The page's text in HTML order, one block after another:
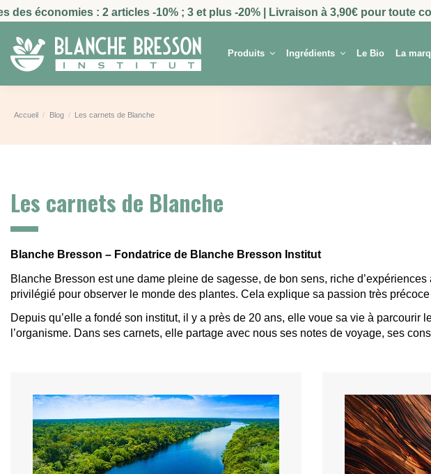
économies : 2 articles -10% ; 3 et plus -20% | Livraison à 3,90€ pour toute
Produits Ingrédients Le Bio La
Accueil Blog Les carnets de Blanche
Les carnets de Blanche
Blanche Bresson – Fondatrice de Blanche Bresson Institut
Blanche Bresson est une dame pleine de sagesse, de bon sens, riche
privilégié pour observer le monde des plantes. Cela explique sa passion très
Depuis qu’elle a fondé son institut, il y a près de 20 ans, elle voue sa vie à
l’organisme. Dans ses carnets, elle partage avec nous ses notes de voyage, ses